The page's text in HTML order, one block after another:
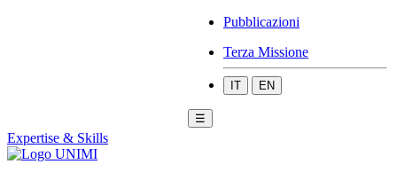
Pubblicazioni
Terza Missione
IT EN
☰
Expertise & Skills